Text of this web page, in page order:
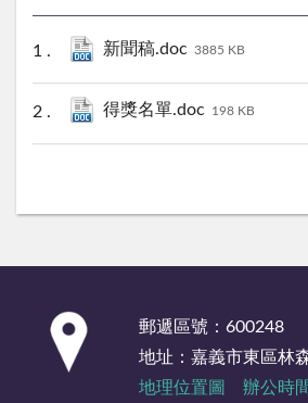
新聞稿.doc 3885 KB
得獎名單.doc 198 KB
郵遞區號：600248
地址：嘉義市東區林
地理位置圖
辦公時